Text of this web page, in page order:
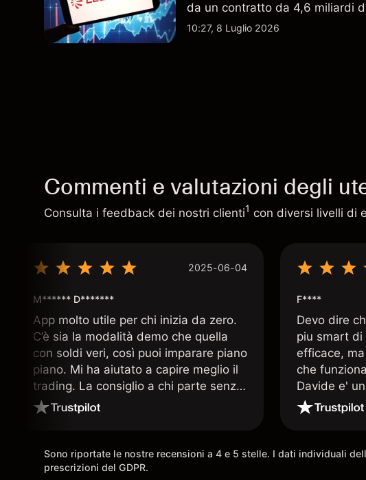
da un contratto da 4,6 miliardi
indicatore affidabile dei risultati
10:27, 8 Luglio 2026
Commenti e valutazioni degli
Consulta i feedback dei nostri clienti1 con diversi livelli di
2025-06-04
M****** D*******
App molto utile per chi inizia da zero.
C’è sia la modalità demo che quella
con soldi veri, così puoi imparare piano
piano. Mi ha aiutato a capire meglio il
trading. La consiglio a chi parte senza
esperienza.
F****
Devo dire
piu smart di
efficace,
che
Davide e'
quando le
arrivano.
Sono riportate le nostre recensioni a 4 e 5 stelle. I dati individuali
prescrizioni del GDPR.